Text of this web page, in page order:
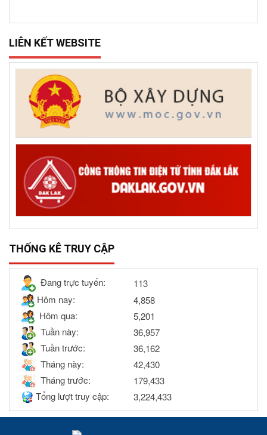
LIÊN KẾT WEBSITE
THỐNG KÊ TRUY CẬP
Đang trực tuyến:
113
Hôm nay:
4,858
Hôm qua:
5,201
Tuần này:
36,957
Tuần trước:
36,162
Tháng này: